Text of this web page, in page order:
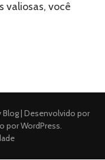
valiosas, você
| Desenvolvido por
porWordPress.